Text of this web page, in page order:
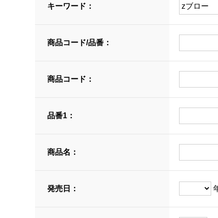
キーワード：
商品コード/品番：
商品コード：
品番1：
商品名：
発売日：